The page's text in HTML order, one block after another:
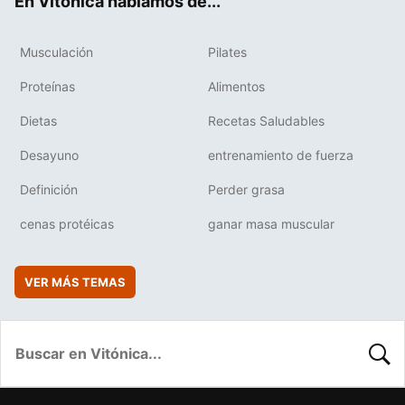
Musculación Pilates
Proteínas Alimentos
Dietas Recetas Saludables
Desayuno entrenamiento de fuerza
Definición Perder grasa
cenas protéicas ganar masa muscular
VER MÁS TEMAS